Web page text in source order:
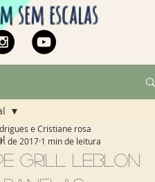
sem escalas
Grill Leblon
e Cristiane rosa
de 2017 1 min de leitura